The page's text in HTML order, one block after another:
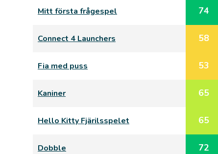
Mitt första frågespel 74
Connect 4 Launchers 58
Fia med puss 53
Kaniner 65
Hello Kitty Fjärilsspelet 65
Dobble 72